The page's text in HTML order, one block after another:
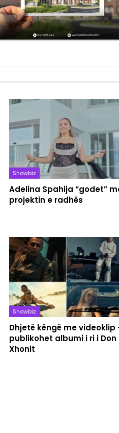
Showbiz
Adelina Spahija “godet”
projektin e radhës
Showbiz
Dhjetë këngë me videoklip
publikohet albumi i ri i Don
Xhonit